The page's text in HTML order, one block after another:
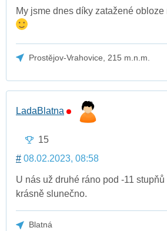
My jsme dnes díky zatažené obloze
Prostějov-Vrahovice, 215 m.n.m.
LadaBlatna
15
# 08.02.2023, 08:58
U nás už druhé ráno pod -11
krásně slunečno.
Blatná